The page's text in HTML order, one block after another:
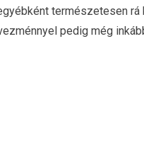
természetesen
pedig még